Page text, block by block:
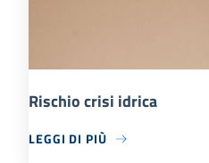
Rischio crisi idrica
LEGGI DI PIÙ